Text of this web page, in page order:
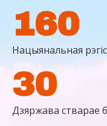
160
Нацыянальная
30
Дзяржава стварае